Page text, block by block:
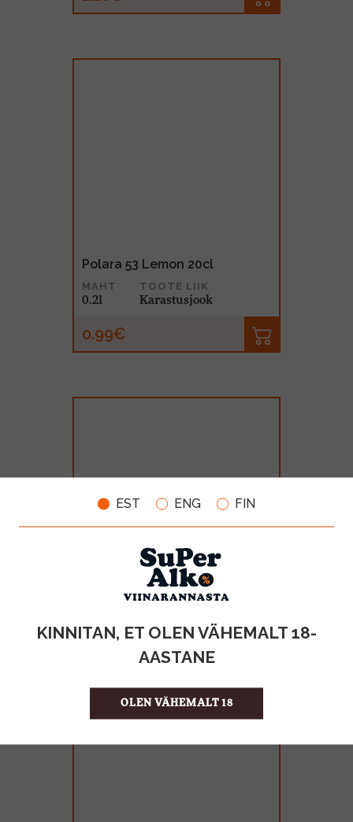
EST ENG FIN
KINNITAN, ET OLEN VÄHEMALT 18-
AASTANE
OLEN VÄHEMALT 18
Polara 53 Lemon 20cl
MAHT
0.2l
TOOTE LIIK
Karastusjook
0.99€
Polara 53 Bitter Lemon 20cl
MAHT
0.2l
TOOTE LIIK
Karastusjook